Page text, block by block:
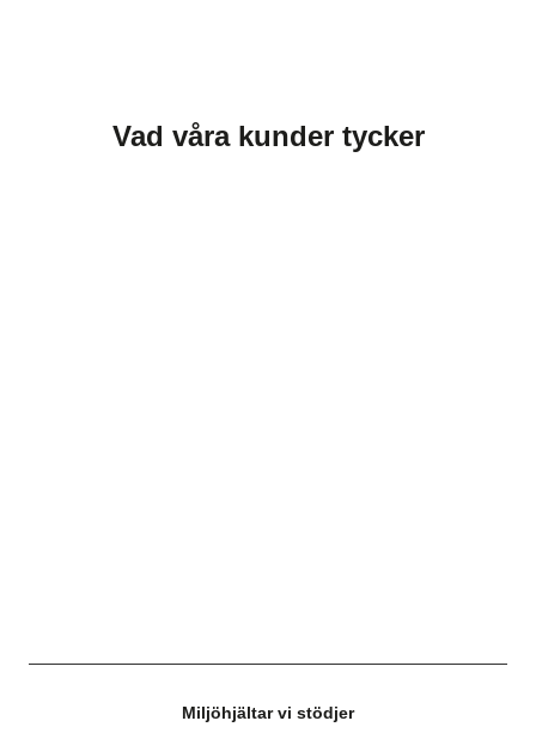
Vad våra kunder tycker
Miljöhjältar vi stödjer